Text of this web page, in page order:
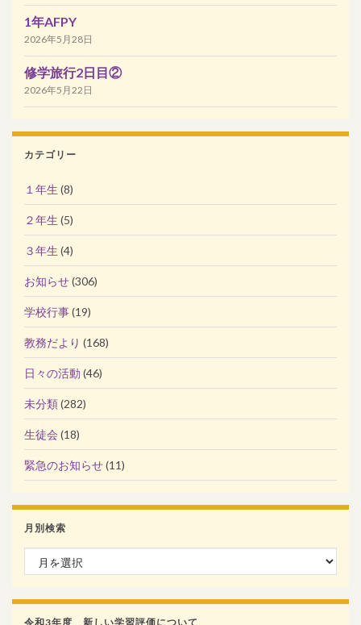
1年AFPY
2026年5月28日
修学旅行2日目②
2026年5月22日
カテゴリー
１年生 (8)
２年生 (5)
３年生 (4)
お知らせ(306)
学校行事(19)
教務だより (168)
日々の活動 (46)
未分類(282)
生徒会 (18)
緊急のお知らせ(11)
月別検索
月別検索
令和3年度 新しい学習評価について